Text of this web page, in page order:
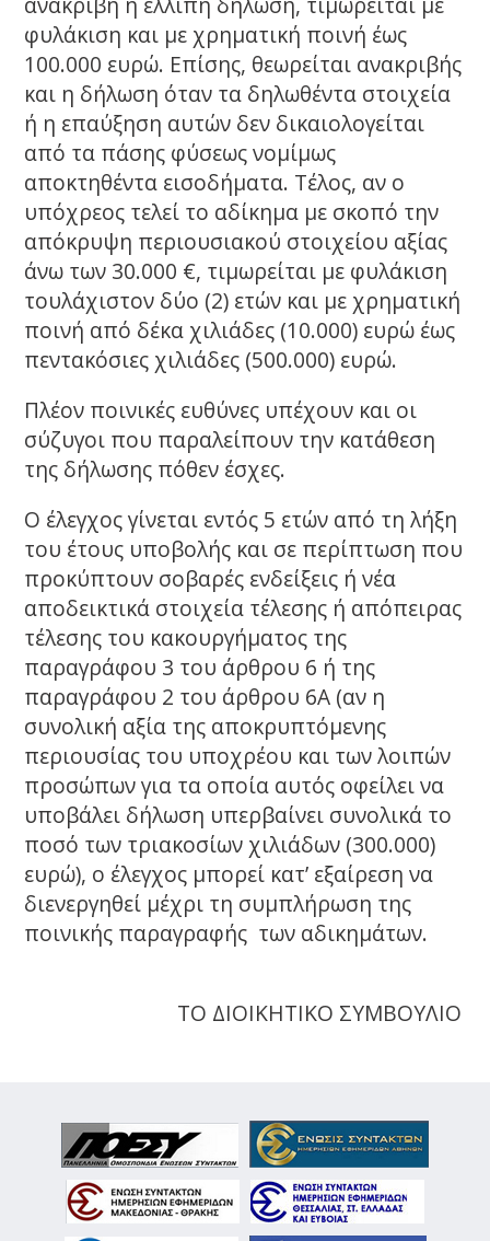
φυλάκιση και με χρηματική ποινή έως
100.000 ευρώ. Επίσης, θεωρείται ανακριβής
και η δήλωση όταν τα δηλωθέντα στοιχεία
ή η επαύξηση αυτών δεν δικαιολογείται
από τα πάσης φύσεως νομίμως
αποκτηθέντα εισοδήματα. Τέλος, αν ο
υπόχρεος τελεί το αδίκημα με σκοπό την
απόκρυψη περιουσιακού στοιχείου αξίας
άνω των 30.000 €, τιμωρείται με φυλάκιση
τουλάχιστον δύο (2) ετών και με χρηματική
ποινή από δέκα χιλιάδες (10.000) ευρώ έως
πεντακόσιες χιλιάδες (500.000) ευρώ.
Πλέον ποινικές ευθύνες υπέχουν και οι
σύζυγοι που παραλείπουν την κατάθεση
της δήλωσης πόθεν έσχες.
Ο έλεγχος γίνεται εντός 5 ετών από τη λήξη
του έτους υποβολής και σε περίπτωση που
προκύπτουν σοβαρές ενδείξεις ή νέα
αποδεικτικά στοιχεία τέλεσης ή απόπειρας
τέλεσης του κακουργήματος της
παραγράφου 3 του άρθρου 6 ή της
παραγράφου 2 του άρθρου 6Α (αν η
συνολική αξία της αποκρυπτόμενης
περιουσίας του υποχρέου και των λοιπών
προσώπων για τα οποία αυτός οφείλει να
υποβάλει δήλωση υπερβαίνει συνολικά το
ποσό των τριακοσίων χιλιάδων (300.000)
ευρώ), ο έλεγχος μπορεί κατ’ εξαίρεση να
διενεργηθεί μέχρι τη συμπλήρωση της
ποινικής παραγραφής των αδικημάτων.
ΤΟ ΔΙΟΙΚΗΤΙΚΟ ΣΥΜΒΟΥΛΙΟ